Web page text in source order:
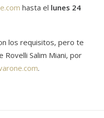
hasta el lunes 24
los requisitos, pero te
Salim Miani, por
.